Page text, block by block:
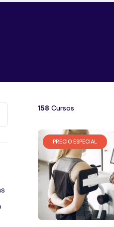
158 Cursos
PRECIO ESPECIAL